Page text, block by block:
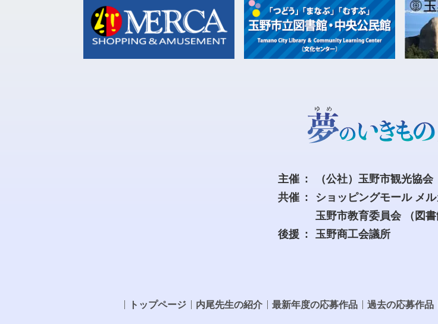
主催
（公社）玉野市観光協会
共催
ショッピングモール メル
玉野市教育委員会
（図
後援
玉野商工会議所
トップページ 内尾先生の紹介 最新年度の応募作品 過去の応募作品